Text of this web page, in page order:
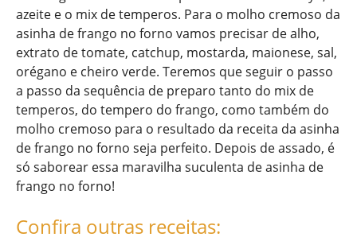
azeite e o mix de temperos. Para o molho cremoso da
asinha de frango no forno vamos precisar de alho,
extrato de tomate, catchup, mostarda, maionese, sal,
orégano e cheiro verde. Teremos que seguir o passo
a passo da sequência de preparo tanto do mix de
temperos, do tempero do frango, como também do
molho cremoso para o resultado da receita da asinha
de frango no forno seja perfeito. Depois de assado, é
só saborear essa maravilha suculenta de asinha de
frango no forno!
Confira outras receitas: